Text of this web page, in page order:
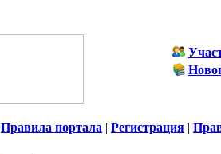
Правила портала | Регистрация |